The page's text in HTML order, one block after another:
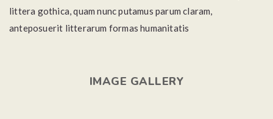
littera gothica, quam nunc putamus parum claram,
anteposuerit litterarum formas humanitatis
IMAGE GALLERY